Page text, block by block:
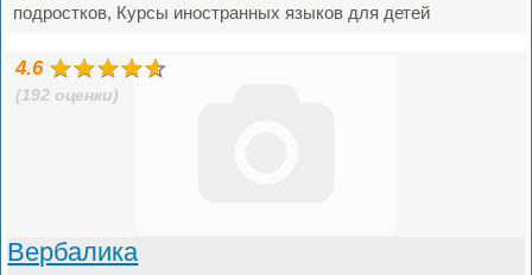
подростков, Курсы иностранных языков для детей
4.6
(192 оценки)
Вербалика